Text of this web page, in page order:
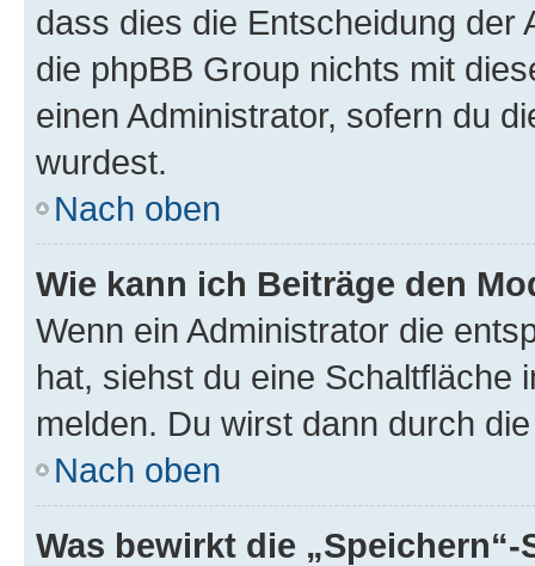
dass dies die Entscheidung der
die phpBB Group nichts mit
einen Administrator, sofern du
wurdest.
Nach oben
Wie kann ich Beiträge den
Wenn ein Administrator die
hat, siehst du eine Schaltfläche
melden. Du wirst dann durch
Nach oben
Was bewirkt die